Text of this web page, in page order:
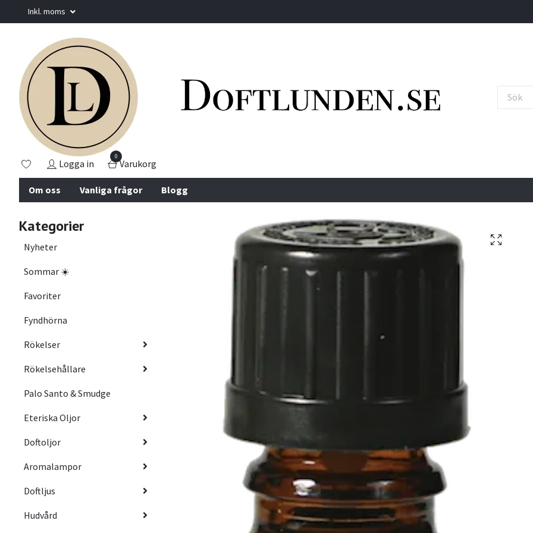
Inkl. moms
Logga in
0
Varukorg
Om oss Vanliga frågor Blogg
Kategorier
Nyheter
Sommar ☀️
Favoriter
Fyndhörna
Rökelser
Rökelsehållare
Palo Santo & Smudge
Eteriska Oljor
Doftoljor
Aromalampor
Doftljus
Hudvård